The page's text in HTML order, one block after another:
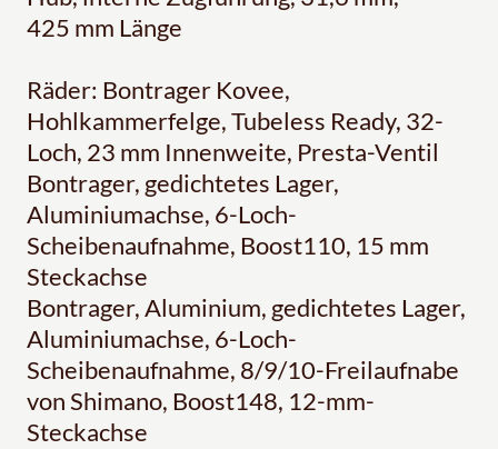
425 mm Länge
Räder: Bontrager Kovee,
Hohlkammerfelge, Tubeless Ready, 32-
Loch, 23 mm Innenweite, Presta-Ventil
Bontrager, gedichtetes Lager,
Aluminiumachse, 6-Loch-
Scheibenaufnahme, Boost110, 15 mm
Steckachse
Bontrager, Aluminium, gedichtetes Lager,
Aluminiumachse, 6-Loch-
Scheibenaufnahme, 8/9/10-Freilaufnabe
von Shimano, Boost148, 12-mm-
Steckachse